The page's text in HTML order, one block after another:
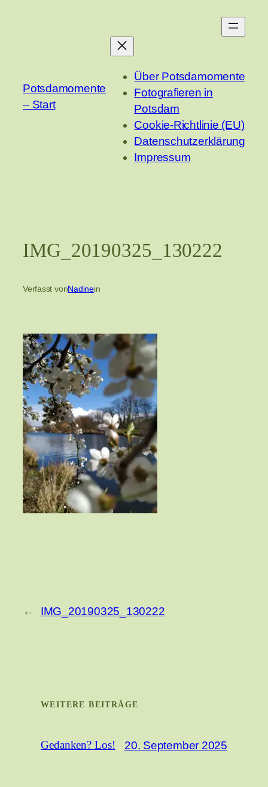
Potsdamomente
– Start
Über Potsdamomente
Fotografieren in
Potsdam
Cookie-Richtlinie (EU)
Datenschutzerklärung
Impressum
IMG_20190325_130222
Verfasst vonNadinein
← IMG_20190325_130222
WEITERE BEITRÄGE
Gedanken? Los! 20. September 2025